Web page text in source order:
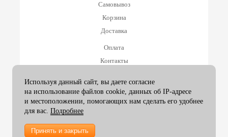
Самовывоз
Корзина
Доставка
Оплата
Контакты
Принимаем к оплате
Используя данный сайт, вы даете согласие
на использование файлов cookie, данных об IP-адресе
и местоположении, помогающих нам сделать его удобнее
для вас. Подробнее
Принять и закрыть